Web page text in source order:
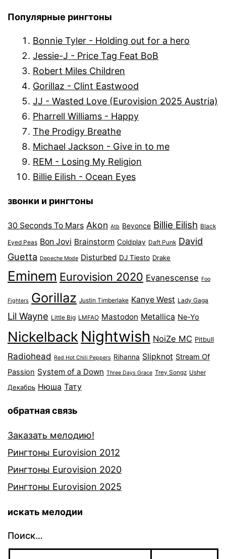
Популярные рингтоны
Bonnie Tyler - Holding out for a hero
Jessie-J - Price Tag Feat BoB
Robert Miles Children
Gorillaz - Clint Eastwood
JJ - Wasted Love (Eurovision 2025 Austria)
Pharrell Williams - Happy
The Prodigy Breathe
Michael Jackson - Give in to me
REM - Losing My Religion
Billie Eilish - Ocean Eyes
звонки и рингтоны
30 Seconds To Mars Akon Atb Beyonce Billie Eilish Black
Eyed Peas Bon Jovi Brainstorm Coldplay Daft Punk David
Guetta Depeche Mode Disturbed DJ Tiesto Drake
Eminem Eurovision 2020 Evanescense Foo
Fighters Gorillaz Justin Timberlake Kanye West Lady Gaga
Lil Wayne Little Big LMFAO Mastodon Metallica Ne-Yo
Nickelback Nightwish NoiZe MC Pitbull
Radiohead Red Hot Chili Peppers Rihanna Slipknot Stream Of
Passion System of a Down Three Days Grace Trey Songz Usher
Декабрь Нюша Тату
обратная связь
Заказать мелодию!
Рингтоны Eurovision 2012
Рингтоны Eurovision 2020
Рингтоны Eurovision 2025
искать мелодии
Поиск…